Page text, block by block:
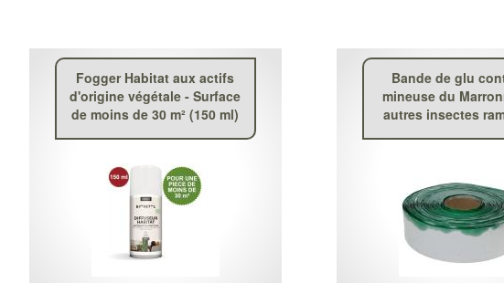
Fogger Habitat aux actifs
d'origine végétale - Surface
de moins de 30 m² (150 ml)
Bande de glu
mineuse du
autres insectes